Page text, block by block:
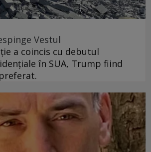
Vestul
a coincis cu debutul
în SUA, Trump fiind